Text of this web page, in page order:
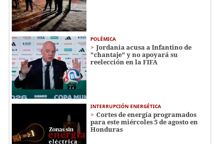
POLÉMICA
Jordania acusa a Infantino de
"chantaje" y no apoyará su
reelección en la FIFA
INTERRUPCIÓN ENERGÉTICA
Cortes de energía programados
para este miércoles 5 de agosto en
Honduras